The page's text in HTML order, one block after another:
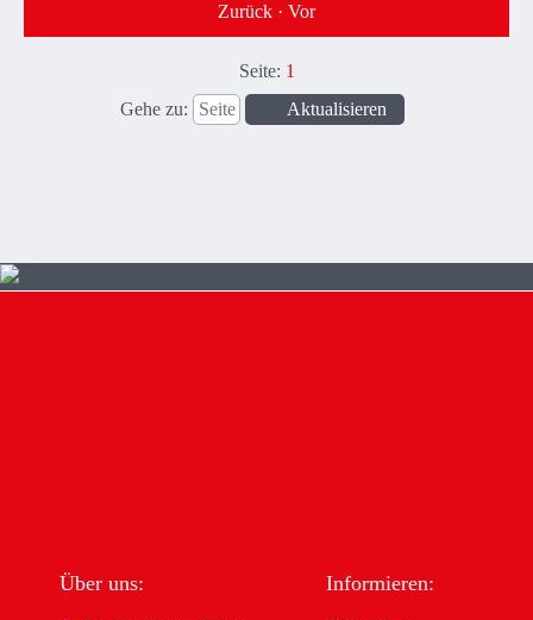
Zurück · Vor
Seite: 1
Gehe zu:
Über uns: Informieren: